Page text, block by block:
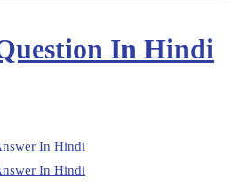
In Hindi
In Hindi
In Hindi